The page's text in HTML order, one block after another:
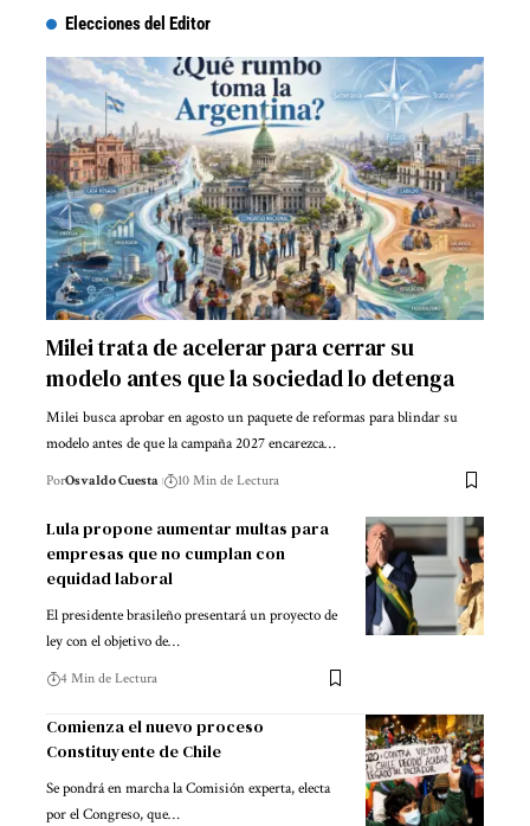
Elecciones del Editor
Milei trata de acelerar para cerrar su
modelo antes que la sociedad lo detenga
Milei busca aprobar en agosto un paquete de reformas para blindar su
modelo antes de que la campaña 2027 encarezca…
PorOsvaldo Cuesta 10 Min de Lectura
Lula propone aumentar multas para
empresas que no cumplan con
equidad laboral
El presidente brasileño presentará un proyecto de
ley con el objetivo de…
4 Min de Lectura
Comienza el nuevo proceso
Constituyente de Chile
Se pondrá en marcha la Comisión experta, electa
por el Congreso, que…